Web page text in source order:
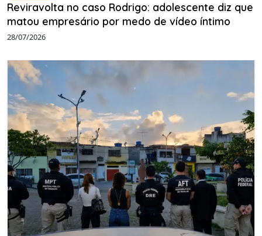
Reviravolta no caso Rodrigo: adolescente diz que
matou empresário por medo de vídeo íntimo
28/07/2026